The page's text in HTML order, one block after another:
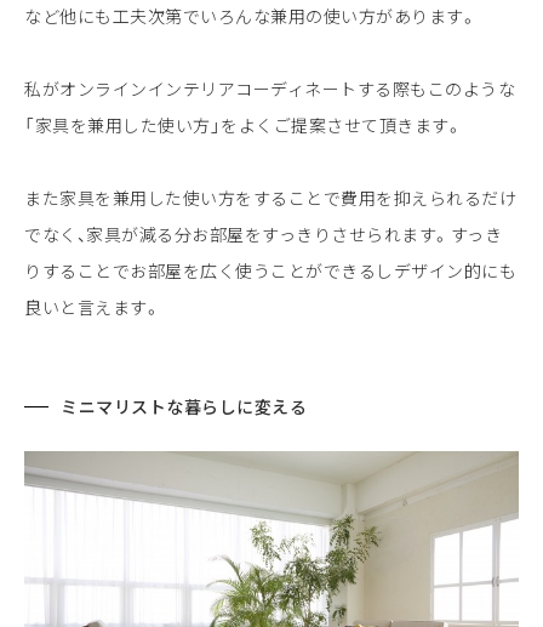
など他にも工夫次第でいろんな兼用の使い方があります。
私がオンラインインテリアコーディネートする際もこのような
「家具を兼用した使い方」をよくご提案させて頂きます。
また家具を兼用した使い方をすることで費用を抑えられるだけ
でなく、家具が減る分お部屋をすっきりさせられます。すっき
りすることでお部屋を広く使うことができるしデザイン的にも
良いと言えます。
ミニマリストな暮らしに変える